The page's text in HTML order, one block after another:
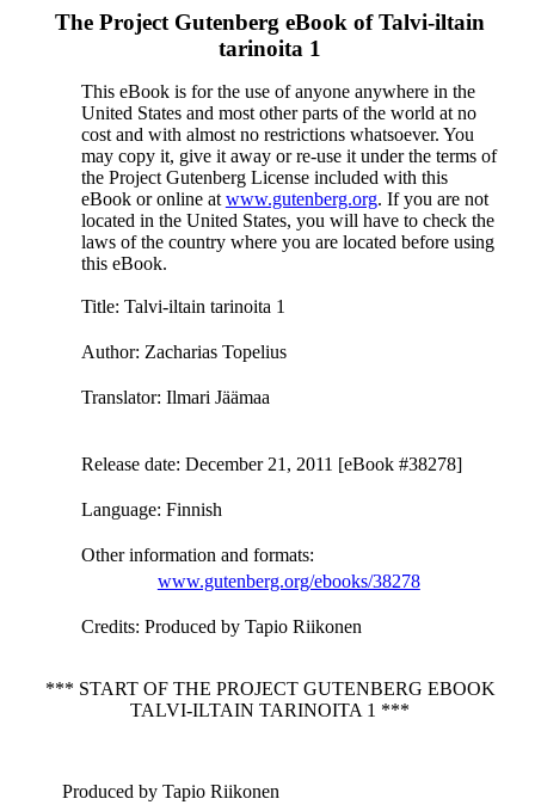
The Project Gutenberg eBook ofTalvi-iltain
tarinoita 1
This eBook is for the use of anyone anywhere in the
United States and most other parts of the world at no
cost and with almost no restrictions whatsoever. You
may copy it, give it away or re-use it under the terms of
the Project Gutenberg License included with this
eBook or online at www.gutenberg.org. If you are not
located in the United States, you will have to check the
laws of the country where you are located before using
this eBook.
Title: Talvi-iltain tarinoita 1
Author: Zacharias Topelius
Translator: Ilmari Jäämaa
Release date: December 21, 2011 [eBook #38278]
Language: Finnish
Other information and formats:
www.gutenberg.org/ebooks/38278
Credits: Produced by Tapio Riikonen
*** START OF THE PROJECT GUTENBERG EBOOK
TALVI-ILTAIN TARINOITA 1 ***
Produced by Tapio Riikonen